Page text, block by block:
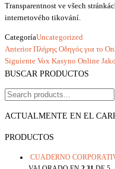
Transparentnost ve všech
internetového tikování.
CategoríaUncategorized
Navegación
de
entradas
Entrada
anterior
Anterior Πλήρης Οδηγός για το
Entrada
siguiente
Siguiente Vox Kasyno Online
BUSCAR PRODUCTOS
ACTUALMENTE EN EL
PRODUCTOS
CUADERNO